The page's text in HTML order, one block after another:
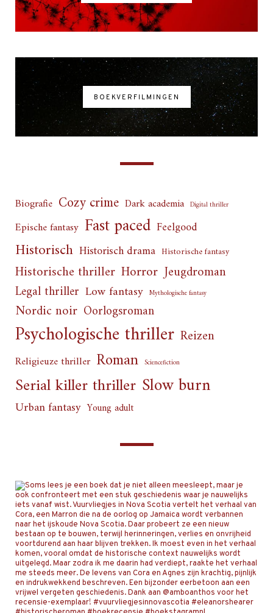
BOEKVERFILMINGEN
Biografie Cozy crime Dark academia Digital thriller
Epische fantasy Fast paced Feelgood
Historisch Historisch drama Historische fantasy
Historische thriller Horror Jeugdroman
Legal thriller Low fantasy Mythologische fantasy
Nordic noir Oorlogsroman
Psychologische thriller Reizen
Religieuze thriller Roman Sciencefiction
Serial killer thriller Slow burn
Urban fantasy Young adult